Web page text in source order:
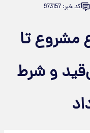
کد خبر: 973157
مشروع تا
و شرط